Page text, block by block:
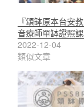
『頌缽原本台安
音療師單缽證照課
2022-12-04
類似文章